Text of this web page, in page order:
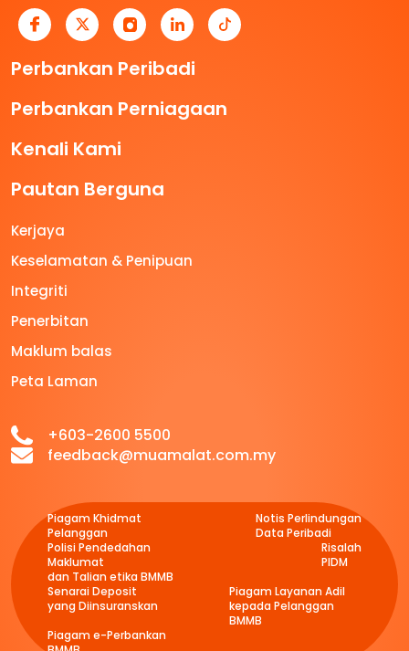
Perbankan Peribadi
Perbankan Perniagaan
Kenali Kami
Pautan Berguna
Kerjaya
Keselamatan & Penipuan
Integriti
Penerbitan
Maklum balas
Peta Laman
+603-2600 5500
feedback@muamalat.com.my
Piagam Khidmat
Pelanggan
Notis Perlindungan
Data Peribadi
Polisi Pendedahan
Maklumat
dan Talian etika BMMB
Risalah
PIDM
Senarai Deposit
yang Diinsuranskan
Piagam Layanan Adil
kepada Pelanggan
BMMB
Piagam e-Perbankan